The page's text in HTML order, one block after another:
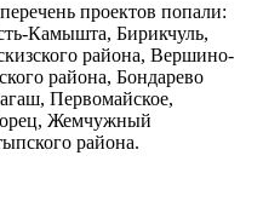
проектов попали:
Камышта, Бирикчуль,
района, Вершино-
района, Бондарево
Первомайское,
Жемчужный
района.